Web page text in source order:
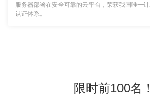
服务器部署在安全可靠的云平台，荣获我国唯一
认证体系。
限时前100名！